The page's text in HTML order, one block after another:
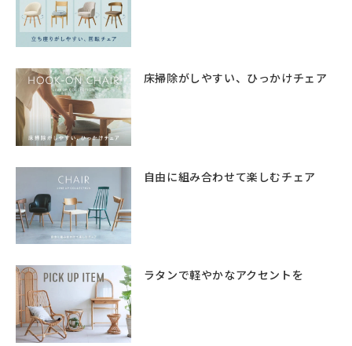
床掃除がしやすい、ひっかけチェア
自由に組み合わせて楽しむチェア
ラタンで軽やかなアクセントを